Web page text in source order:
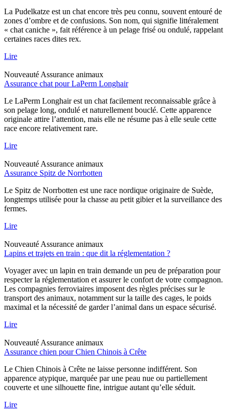
La Pudelkatze est un chat encore très peu connu, souvent entouré de
zones d’ombre et de confusions. Son nom, qui signifie littéralement
« chat caniche », fait référence à un pelage frisé ou ondulé, rappelant
certaines races dites rex.
Lire
Nouveauté Assurance animaux
Assurance chat pour LaPerm Longhair
Le LaPerm Longhair est un chat facilement reconnaissable grâce à
son pelage long, ondulé et naturellement bouclé. Cette apparence
originale attire l’attention, mais elle ne résume pas à elle seule cette
race encore relativement rare.
Lire
Nouveauté Assurance animaux
Assurance Spitz de Norrbotten
Le Spitz de Norrbotten est une race nordique originaire de Suède,
longtemps utilisée pour la chasse au petit gibier et la surveillance des
fermes.
Lire
Nouveauté Assurance animaux
Lapins et trajets en train : que dit la réglementation ?
Voyager avec un lapin en train demande un peu de préparation pour
respecter la réglementation et assurer le confort de votre compagnon.
Les compagnies ferroviaires imposent des règles précises sur le
transport des animaux, notamment sur la taille des cages, le poids
maximal et la nécessité de garder l’animal dans un espace sécurisé.
Lire
Nouveauté Assurance animaux
Assurance chien pour Chien Chinois à Crête
Le Chien Chinois à Crête ne laisse personne indifférent. Son
apparence atypique, marquée par une peau nue ou partiellement
couverte et une silhouette fine, intrigue autant qu’elle séduit.
Lire